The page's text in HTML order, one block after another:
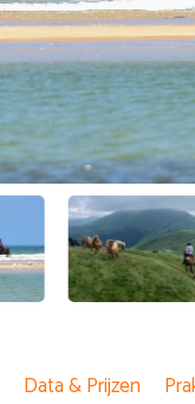
Data & Prijzen